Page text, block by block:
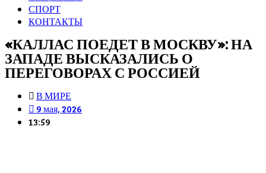
СПОРТ
КОНТАКТЫ
«КАЛЛАС ПОЕДЕТ В МОСКВУ»: НА
ЗАПАДЕ ВЫСКАЗАЛИСЬ О
ПЕРЕГОВОРАХ С РОССИЕЙ
В МИРЕ
9 мая, 2026
13:59